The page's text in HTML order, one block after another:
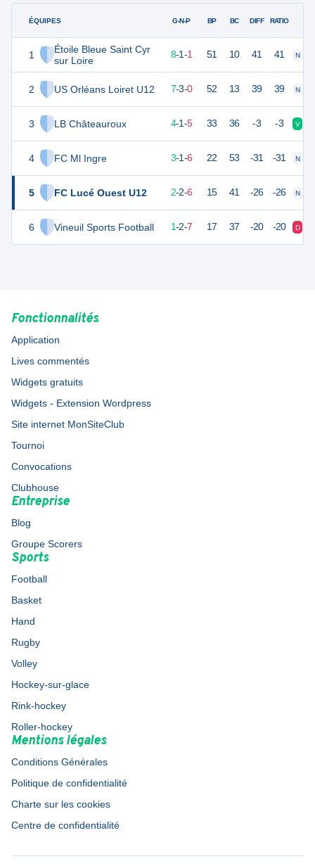
ÉQUIPES
1
Étoile Bleue Saint Cyr
sur Loire
2 US Orléans Loiret U12
3 LB Châteauroux
4 FC Ml Ingre
5 FC Lucé Ouest U12
6 Vineuil Sports Football
G-N-P BP BC DIFF RATIO
25 10 8-1-1 51 10 41 41 N
24 10 7-3-0 52 13 39 39 N
13 4-1-5 33 36 -3 -3 V
3-1-6 22 53 -31 -31 N
8 10 2-2-6 15 41 -26 -26 N
5 10 1-2-7 17 37 -20 -20 D
Fonctionnalités
Application
Lives commentés
Widgets gratuits
Widgets - Extension Wordpress
Site internet MonSiteClub
Tournoi
Convocations
Clubhouse
Entreprise
Blog
Groupe Scorers
Sports
Football
Basket
Hand
Rugby
Volley
Hockey-sur-glace
Rink-hockey
Roller-hockey
Mentions légales
Conditions Générales
Politique de confidentialité
Charte sur les cookies
Centre de confidentialité